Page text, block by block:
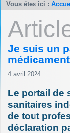
Vous êtes ici :
Je suis un
4 avril 2024
Le portail de
sanitaires
de tout
déclaration